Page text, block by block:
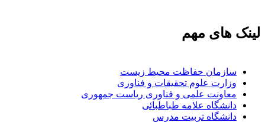
لینک های مهم
سازمان حفاظت محیط زیست
وزارت علوم تحقیقات و فناوری
معاونت علمی و فناوری ریاست جمهوری
دانشگاه علامه طباطبائی
دانشگاه تربیت مدرس